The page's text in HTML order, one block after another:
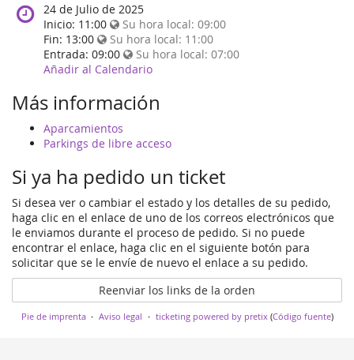
When
does
the
event
happen?
24 de Julio de 2025
Inicio: 11:00 Su hora local: 09:00
Fin: 13:00 Su hora local: 11:00
Entrada: 09:00 Su hora local: 07:00
Añadir al Calendario
Más información
Aparcamientos
Parkings de libre acceso
Si ya ha pedido un ticket
Si desea ver o cambiar el estado y los detalles de su pedido,
haga clic en el enlace de uno de los correos electrónicos que
le enviamos durante el proceso de pedido. Si no puede
encontrar el enlace, haga clic en el siguiente botón para
solicitar que se le envíe de nuevo el enlace a su pedido.
Reenviar los links de la orden
Pie de imprenta Aviso legal ticketing powered by pretix(Código fuente)